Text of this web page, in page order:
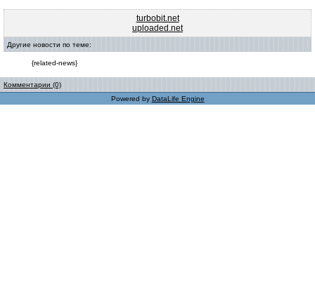
turbobit.net
uploaded.net
Другие новости по теме:
{related-news}
Комментарии (0)
Powered by DataLife Engine